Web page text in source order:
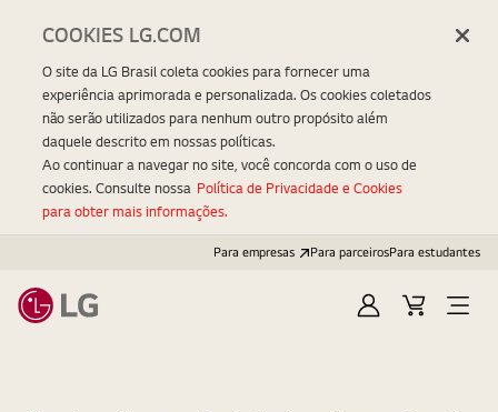
Para empresas Para parceirosPara estudantes
EntrarCarrinhoOpen
COOKIES LG.COM
O site da LG Brasil coleta cookies para fornecer uma
experiência aprimorada e personalizada. Os cookies coletados
não serão utilizados para nenhum outro propósito além
daquele descrito em nossas políticas.
Ao continuar a navegar no site, você concorda com o uso de
cookies. Consulte nossa Política de Privacidade e Cookies
para obter mais informações.